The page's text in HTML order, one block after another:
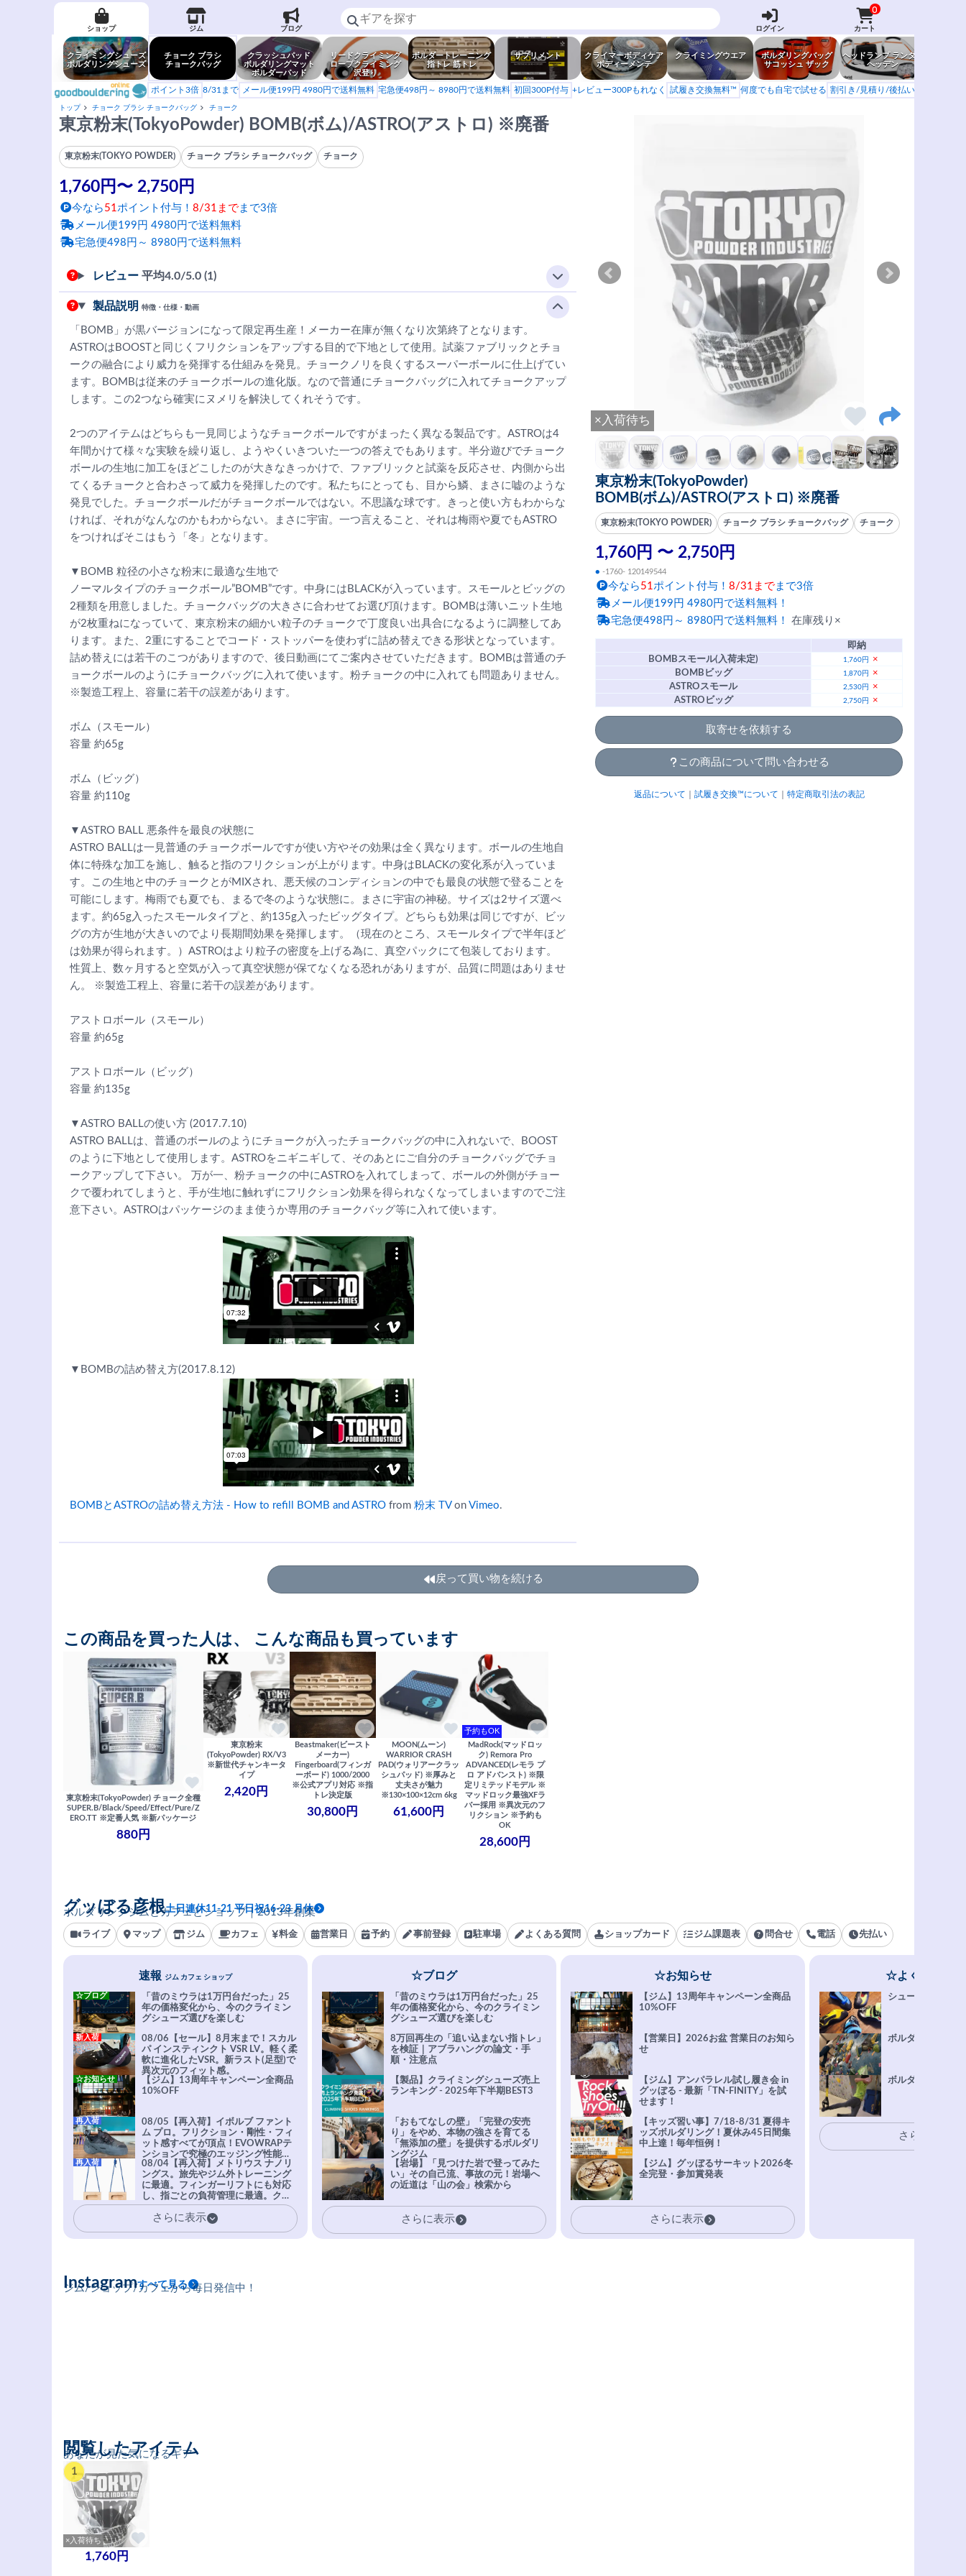
ショップ ジム ブログ ログイン
0
カート
クライミングシューズ
ボルダリングシューズ
チョーク ブラシ
チョークバッグ
クラッシュパッド
ボルダリングマット
ボルダーパッド
リードクライミング
ロープクライミング
沢登り
ボルダートレーニング
指トレ 筋トレ
サプリメント
クライマーボディケア
ボディーメンテ
クライミングウエア
ボルダリングバッグ
サコッシュ ザック
ヘッドランプ ランタン
ヘッデン
ポイント3倍 8/31まで メール便199円 4980円で送料無料 宅急便498円～ 8980円で送料無料 初回300P付与 +レビュー300Pもれなく 試履き交換無料™ 何度でも自宅で試せる 割引き/見積り/後払い
トップ チョーク ブラシ チョークバッグ チョーク
×入荷待ち
東京粉末(TokyoPowder)
BOMB(ボム)/ASTRO(アストロ) ※廃番
東京粉末(TOKYO POWDER) チョーク ブラシ チョークバッグ チョーク
1,760円 〜 2,750円
● -1760- 120149544
今なら 51ポイント付与！ 8/31まで まで3倍
メール便199円 4980円で送料無料！
宅急便498円～ 8980円で送料無料！ 在庫残り×
即納
BOMBスモール(入荷未定)
1,760円
×
BOMBビッグ
1,870円
×
ASTROスモール
2,530円
×
ASTROビッグ
2,750円 ×
取寄せを依頼する
この商品について問い合わせる
返品について 試履き交換™について 特定商取引法の表記
東京粉末(TokyoPowder) BOMB(ボム)/ASTRO(アストロ) ※廃番
東京粉末(TOKYO POWDER) チョーク ブラシ チョークバッグ チョーク
1,760円〜 2,750円
今なら 51 ポイント付与！ 8/31まで まで3倍
メール便199円 4980円で送料無料
宅急便498円～ 8980円で送料無料
レビュー 平均4.0/5.0 (1)
製品説明 特徴・仕様・動画
「BOMB」が黒バージョンになって限定再生産！メーカー在庫が無くなり次第終了となります。
ASTROはBOOSTと同じくフリクションをアップする目的で下地として使用。試薬ファブリックとチョ
ークの融合により威力を発揮する仕組みを発見。チョークノリを良くするスーパーボールに仕上げてい
ます。BOMBは従来のチョークボールの進化版。なので普通にチョークバッグに入れてチョークアップ
します。この2つなら確実にヌメリを解決してくれそうです。
2つのアイテムはどちらも一見同じようなチョークボールですがまったく異なる製品です。ASTROは4
年間かけて様々な実験を繰り返し、ようやくいきついた一つの答えでもあります。半分遊びでチョーク
ボールの生地に加工をほどこしたのが大きなきっかけで、ファブリックと試薬を反応させ、内側から出
てくるチョークと合わさって威力を発揮したのです。私たちにとっても、目から鱗、まさに嘘のような
発見でした。チョークボールだがチョークボールではない。不思議な球です。きっと使い方もわからな
ければ、それがなんなのかもわからない。まさに宇宙。一つ言えること、それは梅雨や夏でもASTRO
をつければそこはもう「冬」となります。
▼BOMB 粒径の小さな粉末に最適な生地で
ノーマルタイプのチョークボール”BOMB”です。中身にはBLACKが入っています。スモールとビッグの
2種類を用意しました。チョークバッグの大きさに合わせてお選び頂けます。BOMBは薄いニット生地
が2枚重ねになっていて、東京粉末の細かい粒子のチョークで丁度良い出具合になるように調整してあ
ります。また、2重にすることでコード・ストッパーを使わずに詰め替えできる形状となっています。
詰め替えには若干のこつがありますので、後日動画にてご案内させていただきます。BOMBは普通のチ
ョークボールのようにチョークバッグに入れて使います。粉チョークの中に入れても問題ありません。
※製造工程上、容量に若干の誤差があります。
ボム（スモール）
容量 約65g
ボム（ビッグ）
容量 約110g
▼ASTRO BALL 悪条件を最良の状態に
ASTRO BALLは一見普通のチョークボールですが使い方やその効果は全く異なります。ボールの生地自
体に特殊な加工を施し、触ると指のフリクションが上がります。中身はBLACKの変化系が入っていま
す。この生地と中のチョークとがMIXされ、悪天候のコンディションの中でも最良の状態で登ることを
可能にします。梅雨でも夏でも、まるで冬のような状態に。まさに宇宙の神秘。サイズは2サイズ選べ
ます。約65g入ったスモールタイプと、約135g入ったビッグタイプ。どちらも効果は同じですが、ビッ
グの方が生地が大きいのでより長期間効果を発揮します。（現在のところ、スモールタイプで半年ほど
は効果が得られます。）ASTROはより粒子の密度を上げる為に、真空パックにて包装しております。
性質上、数ヶ月すると空気が入って真空状態が保てなくなる恐れがありますが、品質に問題はありませ
ん。 ※製造工程上、容量に若干の誤差があります。
アストロボール（スモール）
容量 約65g
アストロボール（ビッグ）
容量 約135g
▼ASTRO BALLの使い方 (2017.7.10)
ASTRO BALLは、普通のボールのようにチョークが入ったチョークバッグの中に入れないで、BOOST
のように下地として使用します。ASTROをニギニギして、そのあとにご自分のチョークバッグでチョ
ークアップして下さい。 万が一、粉チョークの中にASTROを入れてしまって、ボールの外側がチョー
クで覆われてしまうと、手が生地に触れずにフリクション効果を得られなくなってしまいますのでご注
意下さい。ASTROはパッケージのまま使うか専用のチョークバッグ等に入れて使います。
▼BOMBの詰め替え方(2017.8.12)
BOMBとASTROの詰め替え方法 - How to refill BOMB and ASTROfrom 粉末 TVon Vimeo.
戻って買い物を続ける
この商品を買った人は、 こんな商品も買っています
東京粉末(TokyoPowder) チョーク全種
SUPER.B/Black/Speed/Effect/Pure/Z
ERO.TT ※定番人気 ※新パッケージ
880円
東京粉末
(TokyoPowder) RX/V3
※新世代チャンキータ
イプ
2,420円
Beastmaker(ビースト
メーカー)
Fingerboard(フィンガ
ーボード) 1000/2000
※公式アプリ対応 ※指
トレ決定版
30,800円
MOON(ムーン)
WARRIOR CRASH
PAD(ウォリアークラッ
シュパッド) ※厚みと
丈夫さが魅力
※130×100×12cm 6kg
61,600円
予約もOK
MadRock(マッドロッ
ク) Remora Pro
ADVANCED(レモラ プ
ロ アドバンスト) ※限
定リミテッドモデル ※
マッドロック最強XFラ
バー採用 ※異次元のフ
リクション ※予約も
OK
28,600円
ボルダリングジムとカフェとショップ｜2013年創業
グッぼる彦根土日連休11-21 平日祝16-23 月休
ライブ マップ ジム カフェ 料金 営業日 予約 事前登録 駐車場 よくある質問 ショップカード ジム課題表 問合せ 電話 先払い
速報 ジム カフェ ショップ
「昔のミウラは1万円台だった」25
年の価格変化から、今のクライミン
グシューズ選びを楽しむ
☆ブログ
08/06【セール】8月末まで！スカル
パ インスティンクト VSR LV。軽く柔
軟に進化したVSR。新ラスト(足型)で
異次元のフィット感。
新入荷
【ジム】13周年キャンペーン全商品
10%OFF
☆お知らせ
08/05【再入荷】イボルブ ファント
ム プロ。フリクション・剛性・フィ
ット感すべてが頂点！EVOWRAPテ
ンションで究極のエッジング性能を
実現。進化系ラバーEvo-74はTRAX
を凌駕する粘着力で極小ホールドに
安心感。
再入荷
08/04【再入荷】メトリウス ナノリ
ングス。旅先やジム外トレーニング
に最適。フィンガーリフトにも対応
し、指ごとの負荷管理に最適。クラ
イマーの指を本気で鍛えるギア。
再入荷
さらに表示
☆ブログ
「昔のミウラは1万円台だった」25
年の価格変化から、今のクライミン
グシューズ選びを楽しむ
8万回再生の「追い込まない指トレ」
を検証｜アブラハングの論文・手
順・注意点
【製品】クライミングシューズ売上
ランキング - 2025年下半期BEST3
「おもてなしの壁」「完登の安売
り」をやめ、本物の強さを育てる
「無添加の壁」を提供するボルダリ
ングジム
【岩場】「見つけた岩で登ってみた
い」その自己流、事故の元！岩場へ
の近道は「山の会」検索から
さらに表示
☆お知らせ
【ジム】13周年キャンペーン全商品
10%OFF
【営業日】2026お盆 営業日のお知ら
せ
【ジム】アンパラレル試し履き会 in
グッぼる - 最新「TN-FINITY」を試
せます！
【キッズ習い事】7/18-8/31 夏得キ
ッズボルダリング！夏休み45日間集
中上達！毎年恒例！
【ジム】グッぼるサーキット2026冬
全完登・参加賞発表
さらに表示
☆よくある質
シューズ選びFAQ
ボルダリング上達
ボルダリングトレ
さらに表示
ジム/ショップ/カフェから毎日発信中！
Instagramすべて見る
あなたが見た気になるギア
閲覧したアイテム
1
×入荷待ち
1,760円